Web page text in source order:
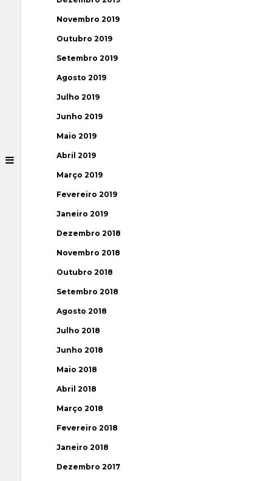
Novembro 2019
Outubro 2019
Setembro 2019
Agosto 2019
Julho 2019
Junho 2019
Maio 2019
Abril 2019
Março 2019
Fevereiro 2019
Janeiro 2019
Dezembro 2018
Novembro 2018
Outubro 2018
Setembro 2018
Agosto 2018
Julho 2018
Junho 2018
Maio 2018
Abril 2018
Março 2018
Fevereiro 2018
Janeiro 2018
Dezembro 2017